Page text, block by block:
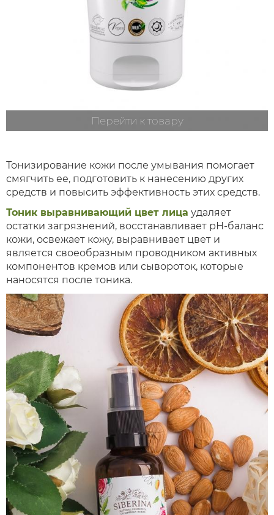
Перейти к товару
Тонизирование кожи после умывания помогает
смягчить ее, подготовить к нанесению других
средств и повысить эффективность этих средств.
Тоник выравнивающий цвет лица удаляет
остатки загрязнений, восстанавливает рН-баланс
кожи, освежает кожу, выравнивает цвет и
является своеобразным проводником активных
компонентов кремов или сывороток, которые
наносятся после тоника.